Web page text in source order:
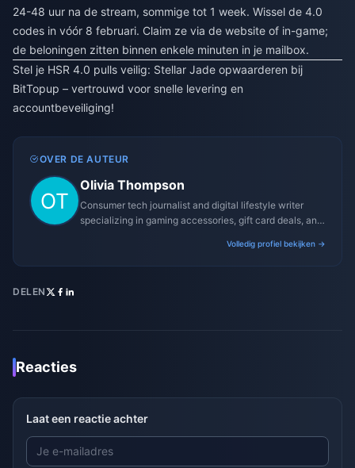
24-48 uur na de stream, sommige tot 1 week. Wissel de 4.0
codes in vóór 8 februari. Claim ze via de website of in-game;
de beloningen zitten binnen enkele minuten in je mailbox.
Stel je HSR 4.0 pulls veilig: Stellar Jade opwaarderen bij
BitTopup – vertrouwd voor snelle levering en
accountbeveiliging!
OVER DE AUTEUR
Olivia Thompson
Consumer tech journalist and digital lifestyle writer
specializing in gaming accessories, gift card deals, and
Volledig profiel bekijken →
DELEN
Reacties
Laat een reactie achter